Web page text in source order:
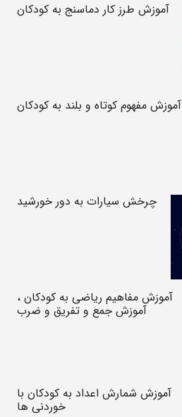
آموزش طرز کار دماسنج به کودکان
آموزش مفهوم کوتاه و بلند به کودکان
چرخش سیارات به دور خورشید
آموزش مفاهیم ریاضی به کودکان ،
آموزش جمع و تفریق و ضرب
آموزش شمارش اعداد به کودکان با
خوردنی ها